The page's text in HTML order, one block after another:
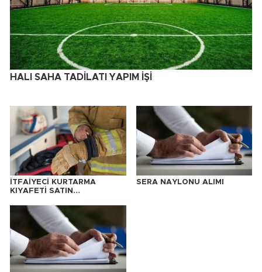
HALI SAHA TADİLATI YAPIM İŞİ
İTFAİYECİ KURTARMA
KIYAFETİ SATIN
SERA NAYLONU ALIMI